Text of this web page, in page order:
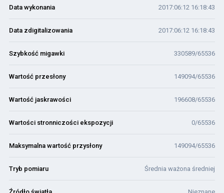
Data wykonania 2017:06:12 16:18:43
Data zdigitalizowania 2017:06:12 16:18:43
Szybkość migawki 330589/65536
Wartość przesłony 149094/65536
Wartość jaskrawości 196608/65536
Wartości stronniczości ekspozycji 0/65536
Maksymalna wartość przysłony 149094/65536
Tryb pomiaru Średnia ważona średniej